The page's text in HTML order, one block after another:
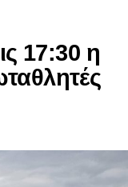
17:30 η